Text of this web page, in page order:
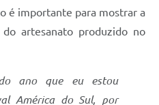
é importante para mostrar a
artesanato produzido no
ano que eu estou
América do Sul, por